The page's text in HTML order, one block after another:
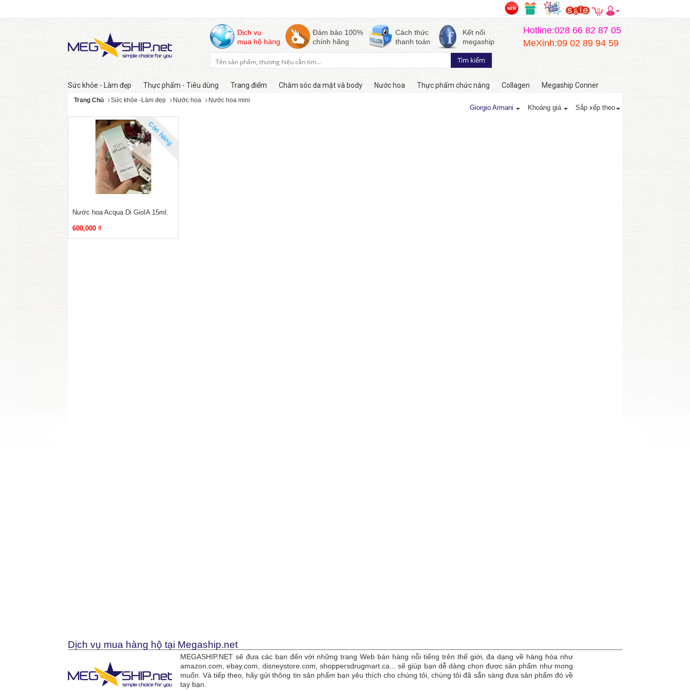
0
Dịch vụ
mua hộ hàng
Đảm bảo 100%
chính hãng
Cách thức
thanh toán
Kết nối
megaship
Hotline:028 66 82 87 05
MeXinh:09 02 89 94 59
Sức khỏe - Làm đẹp Thực phẩm - Tiêu dùng Trang điểm Chăm sóc da mặt và body Nước hoa Thực phẩm chức năng Collagen Megaship Conner
Trang Chủ Sức khỏe -Làm đẹp Nước hoa Nước hoa mini
Giorgio Armani Khoảng giá Sắp xếp theo
Còn hàng
Nước hoa Acqua Di GioIA 15ml.
600,000 ₫
Dịch vụ mua hàng hộ tại Megaship.net
MEGASHIP.NET sẽ đưa các bạn đến với những trang Web bán hàng nỗi tiếng trên thế giới, đa dạng về hàng hóa như
amazon.com, ebay.com, disneystore.com, shoppersdrugmart.ca... sẽ giúp bạn dễ dàng chọn được sản phẩm như mong
muốn. Và tiếp theo, hãy gửi thông tin sản phẩm bạn yêu thích cho chúng tôi, chúng tôi đã sẵn sàng đưa sản phẩm đó về
tay bạn.